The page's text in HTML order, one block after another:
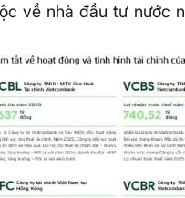
về nhà đầu tư nước